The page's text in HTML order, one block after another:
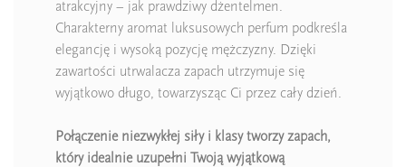
atrakcyjny – jak prawdziwy dżentelmen.
Charakterny aromat luksusowych perfum podkreśla
elegancję i wysoką pozycję mężczyzny. Dzięki
zawartości utrwalacza zapach utrzymuje się
wyjątkowo długo, towarzysząc Ci przez cały dzień.
Połączenie niezwykłej siły i klasy tworzy zapach,
który idealnie uzupełni Twoją wyjątkową